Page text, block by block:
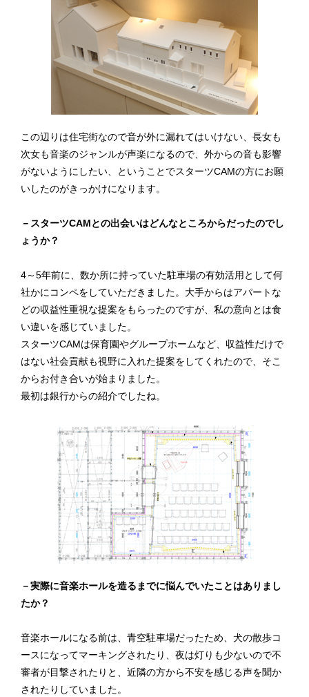
この辺りは住宅街なので音が外に漏れてはいけない、長女も
次女も音楽のジャンルが声楽になるので、外からの音も影響
がないようにしたい、ということでスターツCAMの方にお願
いしたのがきっかけになります。
－スターツCAMとの出会いはどんなところからだったのでし
ょうか？
4～5年前に、数か所に持っていた駐車場の有効活用として何
社かにコンペをしていただきました。大手からはアパートな
どの収益性重視な提案をもらったのですが、私の意向とは食
い違いを感じていました。
スターツCAMは保育園やグループホームなど、収益性だけで
はない社会貢献も視野に入れた提案をしてくれたので、そこ
からお付き合いが始まりました。
最初は銀行からの紹介でしたね。
－実際に音楽ホールを造るまでに悩んでいたことはありまし
たか？
音楽ホールになる前は、青空駐車場だったため、犬の散歩コ
ースになってマーキングされたり、夜は灯りも少ないので不
審者が目撃されたりと、近隣の方から不安を感じる声を聞か
されたりしていました。